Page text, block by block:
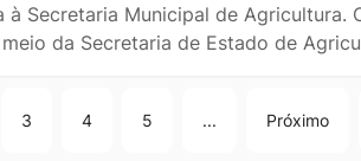
à Secretaria Municipal de Agricultura.
da Secretaria de Estado de
3 4 5 ... Próximo